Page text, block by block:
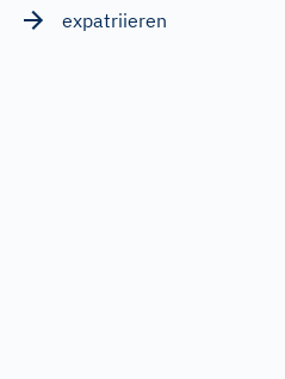
expatriieren